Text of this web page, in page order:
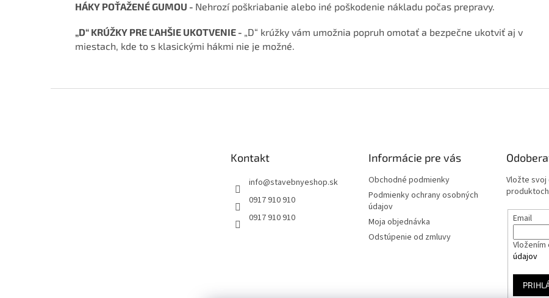
HÁKY POŤAŽENÉ GUMOU - Nehrozí poškriabanie alebo iné poškodenie nákladu počas prepravy.
„D“ KRÚŽKY PRE ĽAHŠIE UKOTVENIE - „D“ krúžky vám umožnia popruh omotať a bezpečne ukotviť aj v
miestach, kde to s klasickými hákmi nie je možné.
Kontakt
info@stavebnyeshop.sk
0917 910 910
0917 910 910
Informácie pre vás
Obchodné podmienky
Podmienky ochrany osobných
údajov
Moja objednávka
Odstúpenie od zmluvy
Vložte svoj
Email
údajov